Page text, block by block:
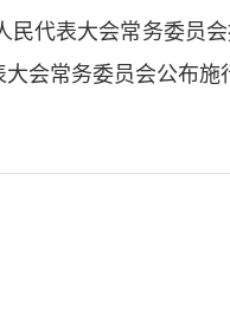
代表大会常务委员会
会常务委员会公布施